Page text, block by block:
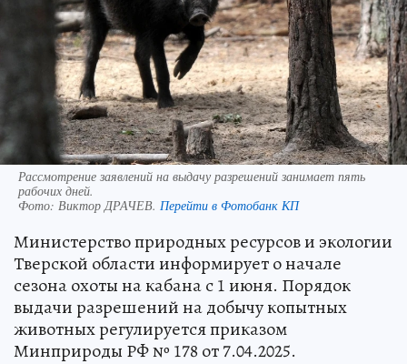
Рассмотрение заявлений на выдачу разрешений занимает пять
рабочих дней.
Фото: Виктор ДРАЧЕВ. Перейти в Фотобанк КП
Министерство природных ресурсов и экологии
Тверской области информирует о начале
сезона охоты на кабана с 1 июня. Порядок
выдачи разрешений на добычу копытных
животных регулируется приказом
Минприроды РФ № 178 от 7.04.2025.